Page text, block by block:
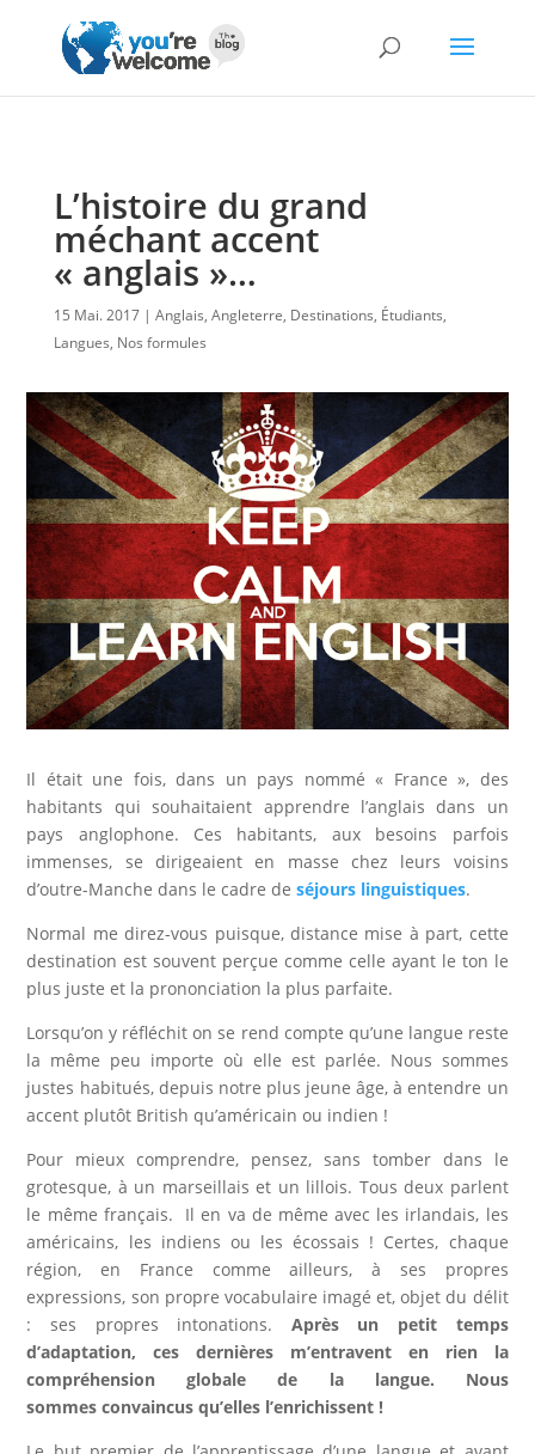
L’histoire du grand
méchant accent
« anglais »…
15 Mai. 2017 Anglais, Angleterre, Destinations, Étudiants,
Langues, Nos formules
Il était une fois, dans un pays nommé « France », des
habitants qui souhaitaient apprendre l’anglais dans un
pays anglophone. Ces habitants, aux besoins parfois
immenses, se dirigeaient en masse chez leurs voisins
d’outre-Manche dans le cadre deséjours linguistiques.
Normal me direz-vous puisque, distance mise à part, cette
destination est souvent perçue comme celle ayant le ton le
plus juste et la prononciation la plus parfaite.
Lorsqu’on y réfléchit on se rend compte qu’une langue reste
la même peu importe où elle est parlée. Nous sommes
justes habitués, depuis notre plus jeune âge, à entendre un
accent plutôt British qu’américain ou indien !
Pour mieux comprendre, pensez, sans tomber dans le
grotesque, à un marseillais et un lillois. Tous deux parlent
le même français. Il en va de même avec les irlandais, les
américains, les indiens ou les écossais ! Certes, chaque
région, en France comme ailleurs, à ses propres
expressions, son propre vocabulaire imagé et, objet du délit
: ses propres intonations. Après un petit temps
d’adaptation, ces dernières m’entravent en rien la
compréhension globale de la langue. Nous
sommes convaincus qu’elles l’enrichissent !